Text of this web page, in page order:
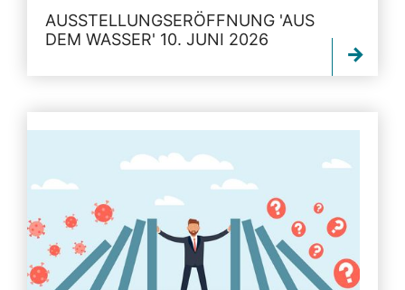
AUSSTELLUNGSERÖFFNUNG 'AUS
DEM WASSER' 10. JUNI 2026